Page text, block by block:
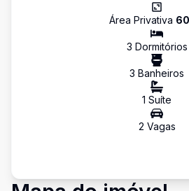
Área Privativa 60
3 Dormitórios
3 Banheiros
1 Suíte
2 Vagas